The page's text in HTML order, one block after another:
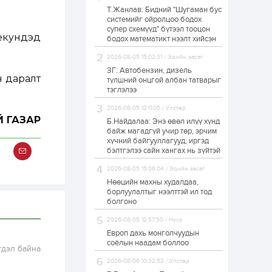
даралт
ГАЗАР
байна
Н.Номтойбаяр:
Аймгуудад
тулгамдаж буй
асуудлуудыг долоо
хоног бүр Засгийн
газрын...
1 өдөр 0
УИХ-ын дарга
С.Бямбацогт төрийг
тахих төрийн
тахилгад оролцлоо
1 өдөр 3 0
“Хотын дарга сонсож
байна” 150150 тусгай
дугаарыг
наймдугаар сарын
1 өдөр 0
руу нийтийн тээврийн
автобус 24 цагаар
үйлчилж байна
Т.Жанлав: Бидний "Шугаман бус
системийг ойролцоо бодох
супер схемүүд" бүтээл тооцон
бодох математикт нээлт хийсэн
2026-08-05 15:02:31 / Эдийн засаг
ЗГ: Автобензин, дизель
түлшний онцгой албан татварыг
тэглэлээ
2026-08-05 12:11:05 / Улстөр
Б.Найдалаа: Энэ өвөл илүү хүнд
байж магадгүй учир төр, эрчим
хүчний байгууллагууд, иргэд
бэлтгэлээ сайн хангах нь зүйтэй
2026-08-05 15:06:04 / Эдийн засаг
Нөөцийн махны худалдаа,
борлуулалтыг нээлттэй ил тод
болгоно
2026-08-05 12:57:50 / Нүүр
Европ дахь монголчуудын
соёлын наадам боллоо
2026-08-06 10:32:53 / Улстөр